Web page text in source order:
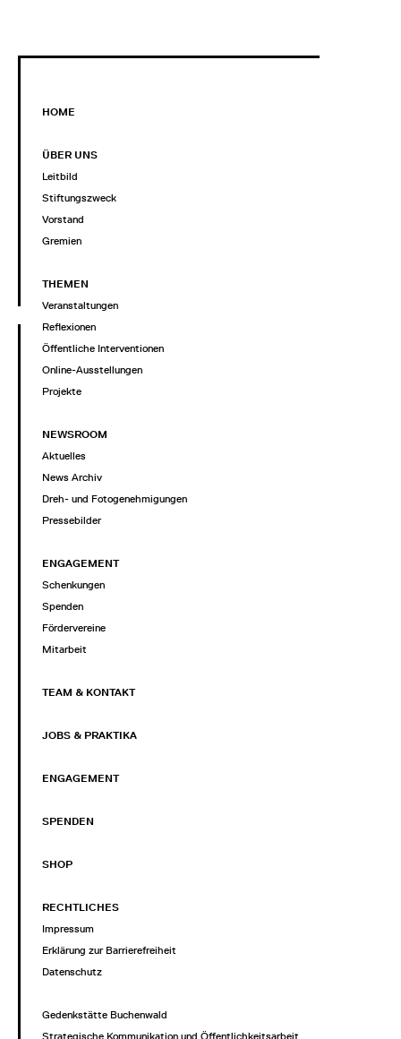
HOME
ÜBER UNS
Leitbild
Stiftungszweck
Vorstand
Gremien
THEMEN
Veranstaltungen
Reflexionen
Öffentliche Interventionen
Online-Ausstellungen
Projekte
NEWSROOM
Aktuelles
News Archiv
Dreh- und Fotogenehmigungen
Pressebilder
ENGAGEMENT
Schenkungen
Spenden
Fördervereine
Mitarbeit
TEAM & KONTAKT
JOBS & PRAKTIKA
ENGAGEMENT
SPENDEN
SHOP
RECHTLICHES
Impressum
Erklärung zur Barrierefreiheit
Datenschutz
Gedenkstätte Buchenwald
Strategische Kommunikation und Öffentlichkeitsarbeit